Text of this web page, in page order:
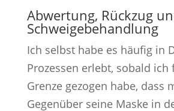
Abwertung, Rückzug
Schweigebehandlung
Ich selbst habe es häufig in
Prozessen erlebt, sobald
Grenze gezogen habe, dass
Gegenüber seine Maske in